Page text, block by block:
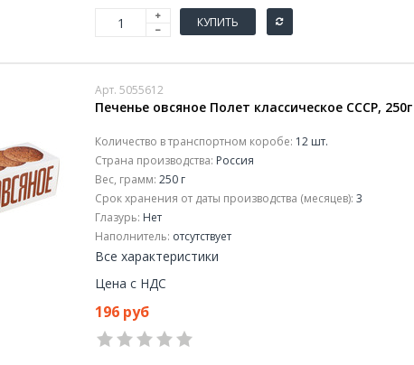
КУПИТЬ
Арт. 5055612
Печенье овсяное Полет классическое СССР, 250г
Количество в транспортном коробе: 12 шт.
Страна производства: Россия
Вес, грамм: 250 г
Срок хранения от даты производства (месяцев): 3
Глазурь: Нет
Наполнитель: отсутствует
Все характеристики
Цена с НДС
196 руб